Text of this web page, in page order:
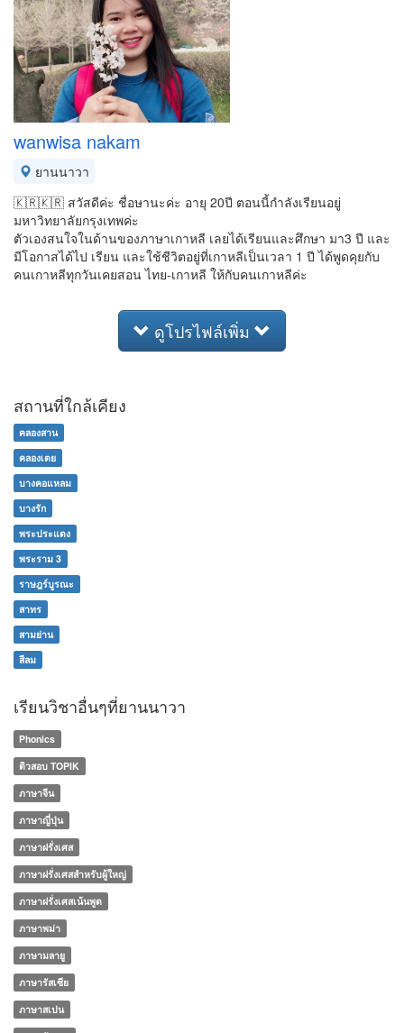
wanwisa nakam
ยานนาวา
🇰🇷🇰🇷 สวัสดีค่ะ ชื่อษานะค่ะ อายุ 20ปี ตอนนี้กำลังเรียนอยู่
มหาวิทยาลัยกรุงเทพค่ะ
ตัวเองสนใจในด้านของภาษาเกาหลี เลยได้เรียนและศึกษา มา3 ปี และ
มีโอกาสได้ไป เรียน และใช้ชีวิตอยู่ที่เกาหลีเป็นเวลา 1 ปี ได้พูดคุยกับ
คนเกาหลีทุกวันเคยสอน ไทย-เกาหลี ให้กับคนเกาหลีค่ะ
ดูโปรไฟล์เพิ่ม
สถานที่ใกล้เคียง
คลองสาน
คลองเตย
บางคอแหลม
บางรัก
พระประแดง
พระราม 3
ราษฎร์บูรณะ
สาทร
สามย่าน
สีลม
เรียนวิชาอื่นๆที่ยานนาวา
Phonics
ติวสอบ TOPIK
ภาษาจีน
ภาษาญี่ปุ่น
ภาษาฝรั่งเศส
ภาษาฝรั่งเศสสำหรับผู้ใหญ่
ภาษาฝรั่งเศสเน้นพูด
ภาษาพม่า
ภาษามลายู
ภาษารัสเซีย
ภาษาสเปน